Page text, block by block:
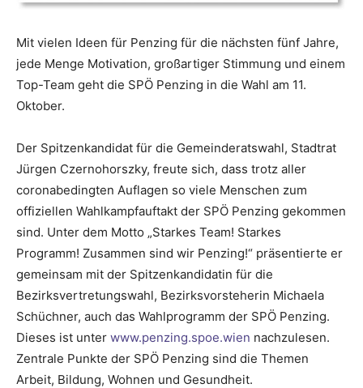
Mit vielen Ideen für Penzing für die nächsten fünf Jahre,
jede Menge Motivation, groß­artiger Stimmung und einem
Top-Team geht die SPÖ ­Penzing in die Wahl am 11.
Oktober.
Der Spitzenkandidat für die Gemeinderatswahl, Stadtrat
Jürgen Czernohorszky, freute sich, dass trotz aller
corona­bedingten Auflagen so viele Menschen zum
offiziellen Wahlkampfauftakt der SPÖ Penzing gekommen
sind. Unter dem Motto „Starkes Team! Starkes
Programm! Zusammen sind wir Penzing!“ präsentierte er
gemeinsam mit der Spitzenkandi­datin für die
Bezirksvertretungswahl, ­Bezirksvorsteherin Michaela
Schüchner, auch das Wahlprogramm der SPÖ Penzing.
Dieses ist unter www.penzing.spoe.wien nach­zulesen.
Zentrale Punkte der SPÖ Penzing sind die Themen
Arbeit, Bildung, Wohnen und Gesundheit.